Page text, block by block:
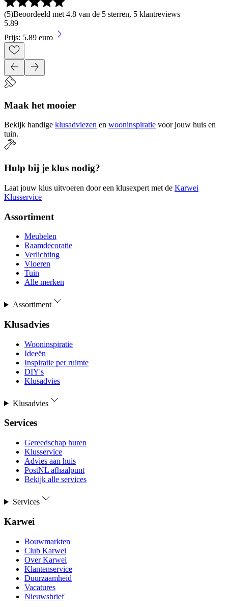
(5)Beoordeeld met 4.8 van de 5 sterren, 5 klantreviews
5.89
Prijs: 5.89 euro
Maak het mooier
Bekijk handige klusadviezen en wooninspiratie voor jouw huis en
tuin.
Hulp bij je klus nodig?
Laat jouw klus uitvoeren door een klusexpert met de Karwei
Klusservice
Assortiment
Meubelen
Raamdecoratie
Verlichting
Vloeren
Tuin
Alle merken
Assortiment
Klusadvies
Wooninspiratie
Ideeën
Inspiratie per ruimte
DIY's
Klusadvies
Klusadvies
Services
Gereedschap huren
Klusservice
Advies aan huis
PostNL afhaalpunt
Bekijk alle services
Services
Karwei
Bouwmarkten
Club Karwei
Over Karwei
Klantenservice
Duurzaamheid
Vacatures
Nieuwsbrief